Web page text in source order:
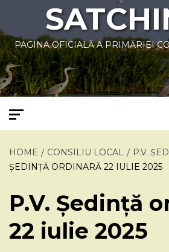
PAGINA OFICIALĂ A PRIMĂRIEI
HOME CONSILIU LOCAL P.V.
ȘEDINȚĂ ORDINARĂ 22 IULIE 2025
P.V. Ședință
22 iulie 2025